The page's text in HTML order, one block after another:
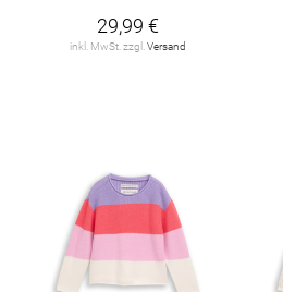
29,99 €
inkl. MwSt. zzgl. Versand